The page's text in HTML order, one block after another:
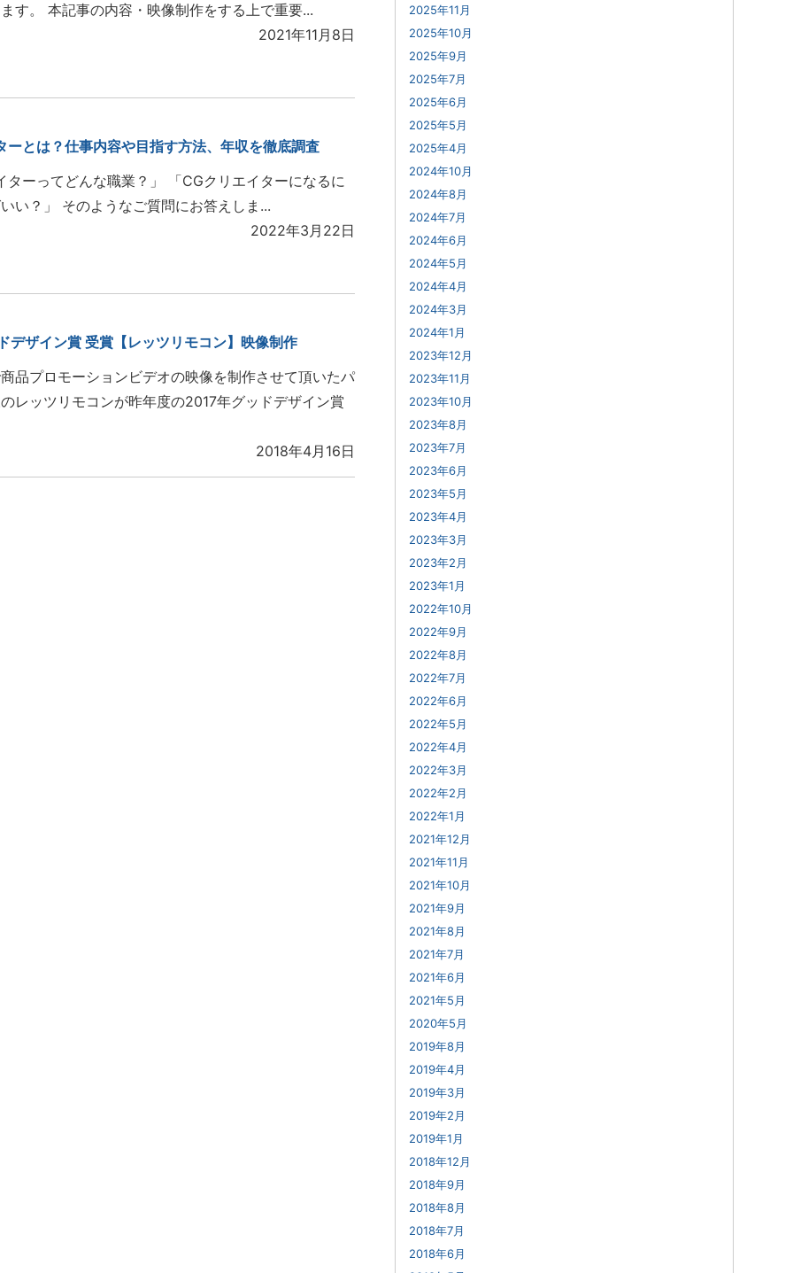
す。 本記事の内容・映像制作をする上で重要...
2021年11月8日
ーとは？仕事内容や目指す方法、年収を徹底調査
ターってどんな職業？」 「CGクリエイターになるに
い？」 そのようなご質問にお答えしま...
2022年3月22日
デザイン賞 受賞【レッツリモコン】映像制作
品プロモーションビデオの映像を制作させて頂いたパ
レッツリモコンが昨年度の2017年グッドデザイン賞
2018年4月16日
2025年11月
2025年10月
2025年9月
2025年7月
2025年6月
2025年5月
2025年4月
2024年10月
2024年8月
2024年7月
2024年6月
2024年5月
2024年4月
2024年3月
2024年1月
2023年12月
2023年11月
2023年10月
2023年8月
2023年7月
2023年6月
2023年5月
2023年4月
2023年3月
2023年2月
2023年1月
2022年10月
2022年9月
2022年8月
2022年7月
2022年6月
2022年5月
2022年4月
2022年3月
2022年2月
2022年1月
2021年12月
2021年11月
2021年10月
2021年9月
2021年8月
2021年7月
2021年6月
2021年5月
2020年5月
2019年8月
2019年4月
2019年3月
2019年2月
2019年1月
2018年12月
2018年9月
2018年8月
2018年7月
2018年6月